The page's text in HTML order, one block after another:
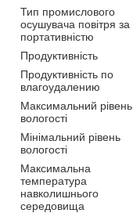
Тип промислового
осушувача повітря за
портативністю
Продуктивність
Продуктивність по
влагоудалению
Максимальний рівень
вологості
Мінімальний рівень
вологості
Максимальна
температура
навколишнього
середовища